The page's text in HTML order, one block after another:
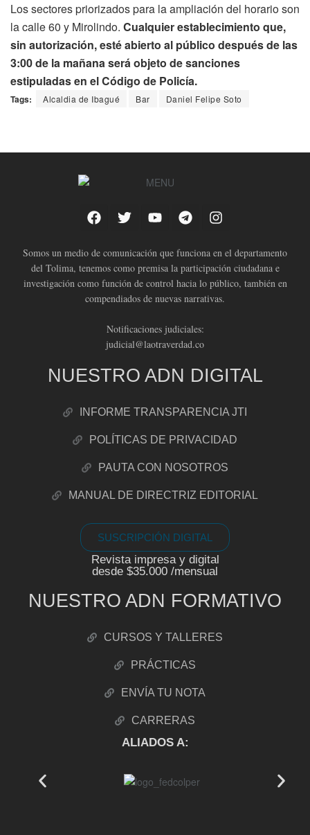
Los sectores priorizados para la ampliación del horario son
la calle 60 y Mirolindo. Cualquier establecimiento que,
sin autorización, esté abierto al público después de las
3:00 de la mañana será objeto de sanciones
estipuladas en el Código de Policía.
Tags: Alcaldia de Ibagué Bar Daniel Felipe Soto
Somos un medio de comunicación que funciona en el departamento
del Tolima, tenemos como premisa la participación ciudadana e
investigación como función de control hacia lo público, también en
compendiados de nuevas narrativas.
Notificaciones judiciales:
judicial@laotraverdad.co
NUESTRO ADN DIGITAL
INFORME TRANSPARENCIA JTI
POLÍTICAS DE PRIVACIDAD
PAUTA CON NOSOTROS
MANUAL DE DIRECTRIZ EDITORIAL
SUSCRIPCIÓN DIGITAL
Revista impresa y digital
desde $35.000 /mensual
NUESTRO ADN FORMATIVO
CURSOS Y TALLERES
PRÁCTICAS
ENVÍA TU NOTA
CARRERAS
ALIADOS A: